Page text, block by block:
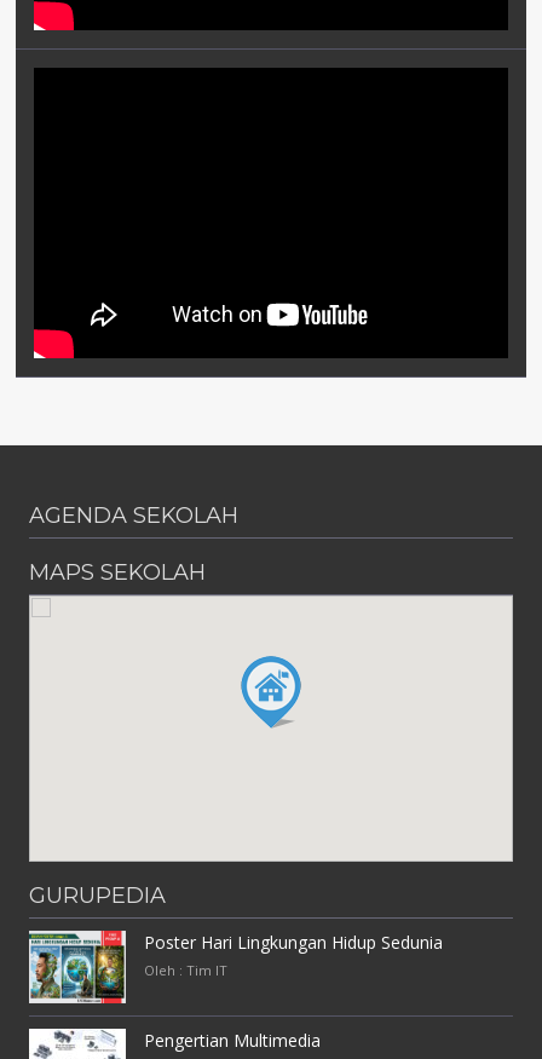
AGENDA SEKOLAH
MAPS SEKOLAH
GURUPEDIA
Poster Hari Lingkungan Hidup Sedunia
Oleh : Tim IT
Pengertian Multimedia